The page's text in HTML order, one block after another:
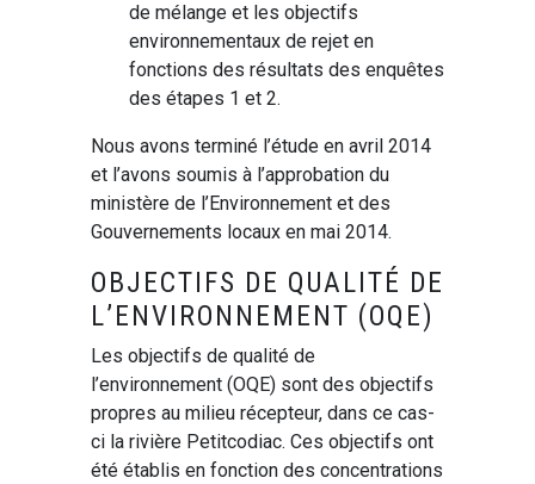
de mélange et les objectifs
environnementaux de rejet en
fonctions des résultats des enquêtes
des étapes 1 et 2.
Nous avons terminé l’étude en avril 2014
et l’avons soumis à l’approbation du
ministère de l’Environnement et des
Gouvernements locaux en mai 2014.
OBJECTIFS DE QUALITÉ DE
L’ENVIRONNEMENT (OQE)
Les objectifs de qualité de
l’environnement (OQE) sont des objectifs
propres au milieu récepteur, dans ce cas-
ci la rivière Petitcodiac. Ces objectifs ont
été établis en fonction des concentrations